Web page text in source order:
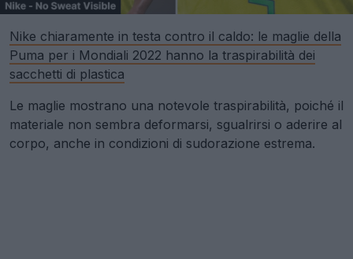
Nike chiaramente in testa contro il caldo: le maglie della
Puma per i Mondiali 2022 hanno la traspirabilità dei
sacchetti di plastica
Le maglie mostrano una notevole traspirabilità, poiché il
materiale non sembra deformarsi, sgualrirsi o aderire al
corpo, anche in condizioni di sudorazione estrema.